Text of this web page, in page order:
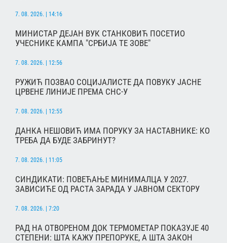
7. 08. 2026. | 14:16
МИНИСТАР ДЕЈАН ВУК СТАНКОВИЋ ПОСЕТИО
УЧЕСНИКЕ КАМПА "СРБИЈА ТЕ ЗОВЕ"
7. 08. 2026. | 12:56
РУЖИЋ ПОЗВАО СОЦИЈАЛИСТЕ ДА ПОВУКУ ЈАСНЕ
ЦРВЕНЕ ЛИНИЈЕ ПРЕМА СНС-У
7. 08. 2026. | 12:55
ДАНКА НЕШОВИЋ ИМА ПОРУКУ ЗА НАСТАВНИКЕ: КО
ТРЕБА ДА БУДЕ ЗАБРИНУТ?
7. 08. 2026. | 11:05
СИНДИКАТИ: ПОВЕЋАЊЕ МИНИМАЛЦА У 2027.
ЗАВИСИЋЕ ОД РАСТА ЗАРАДА У ЈАВНОМ СЕКТОРУ
7. 08. 2026. | 7:20
РАД НА ОТВОРЕНОМ ДОК ТЕРМОМЕТАР ПОКАЗУЈЕ 40
СТЕПЕНИ: ШТА КАЖУ ПРЕПОРУКЕ, А ШТА ЗАКОН